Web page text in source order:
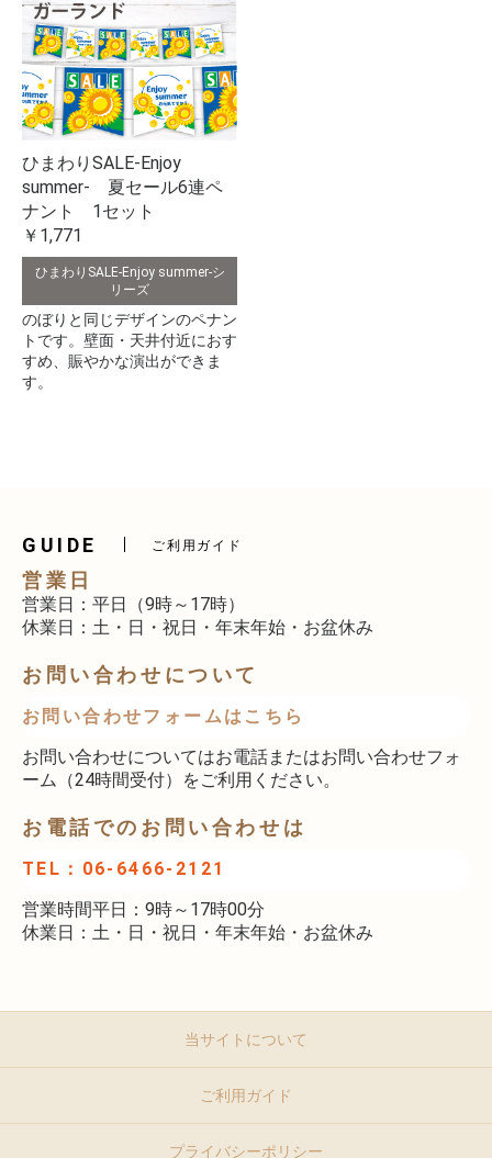
ひまわりSALE-Enjoy
summer- 夏セール6連ペ
ナント 1セット
￥1,771
ひまわりSALE-Enjoy summer-シ
リーズ
のぼりと同じデザインのペナン
トです。壁面・天井付近におす
すめ、賑やかな演出ができま
す。
GUIDE ご利用ガイド
営業日
営業日：平日（9時～17時）
休業日：土・日・祝日・年末年始・お盆休み
お問い合わせについて
お問い合わせフォームはこちら
お問い合わせについてはお電話またはお問い合わせフォ
ーム（24時間受付）をご利用ください。
お電話でのお問い合わせは
TEL：06-6466-2121
営業時間平日：9時～17時00分
休業日：土・日・祝日・年末年始・お盆休み
当サイトについて
ご利用ガイド
プライバシーポリシー